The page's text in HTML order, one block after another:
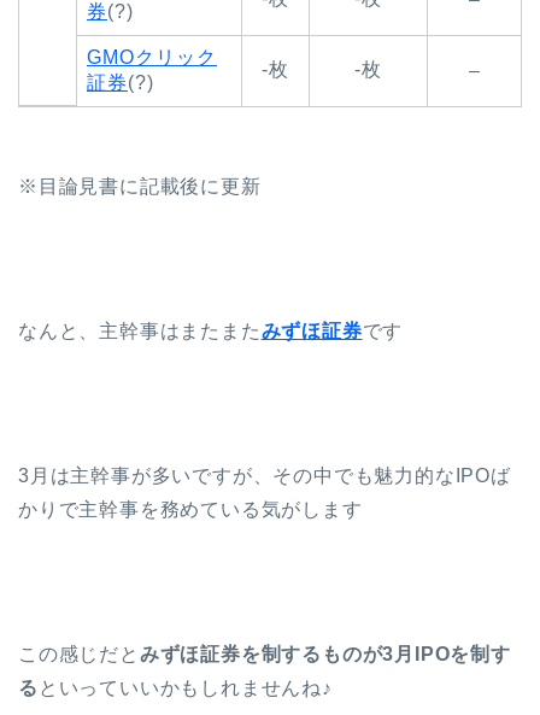
券(?)
GMOクリック
証券(?)
-枚 -枚 –
※目論見書に記載後に更新
なんと、主幹事はまたまたみずほ証券です
3月は主幹事が多いですが、その中でも魅力的なIPOば
かりで主幹事を務めている気がします
この感じだと みずほ証券を制するものが3月IPOを制す
る といっていいかもしれませんね♪